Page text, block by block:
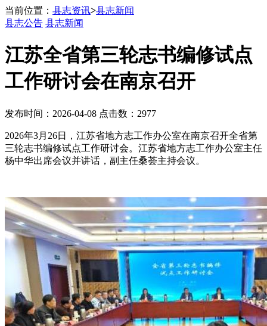
当前位置： 县志资讯>县志新闻
县志公告 县志新闻
江苏全省第三轮志书编修试点
工作研讨会在南京召开
发布时间：2026-04-08 点击数：2977
2026年3月26日，江苏省地方志工作办公室在南京召开全省第
三轮志书编修试点工作研讨会。江苏省地方志工作办公室主任
杨中华出席会议并讲话，副主任桑荟主持会议。